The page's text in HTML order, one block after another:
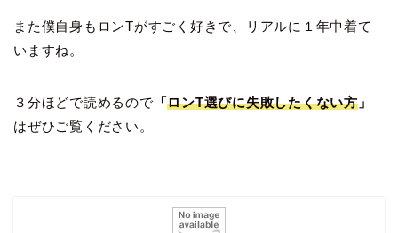
また僕自身もロンTがすごく好きで、リアルに１年中着て
いますね。
３分ほどで読めるので 「ロンT選びに失敗したくない方」
はぜひご覧ください。